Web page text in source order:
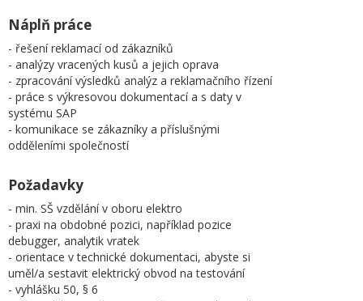
Náplň práce
- řešení reklamací od zákazníků
- analýzy vracených kusů a jejich oprava
- zpracování výsledků analýz a reklamačního řízení
- práce s výkresovou dokumentací a s daty v
systému SAP
- komunikace se zákazníky a příslušnými
odděleními společností
Požadavky
- min. SŠ vzdělání v oboru elektro
- praxi na obdobné pozici, například pozice
debugger, analytik vratek
- orientace v technické dokumentaci, abyste si
uměl/a sestavit elektrický obvod na testování
- vyhlášku 50, § 6